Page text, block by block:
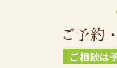
ご予約
ご相談は